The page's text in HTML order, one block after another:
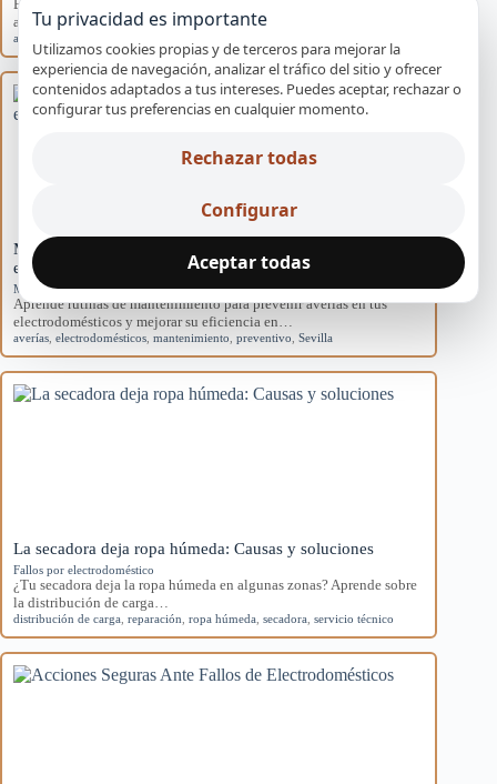
Explora las causas del rendimiento disminuido en aires
acondicionados domésticos y cómo afectan al sistema.
aire acondicionado
Mantenimiento básico para evitar averías en
electrodomésticos
Mantenimiento preventivo
Aprende rutinas de mantenimiento para prevenir averías en tus
electrodomésticos y mejorar su eficiencia en…
averías electrodomésticos mantenimiento preventivo Sevilla
La secadora deja ropa húmeda: Causas y soluciones
Fallos por electrodoméstico
¿Tu secadora deja la ropa húmeda en algunas zonas? Aprende sobre
la distribución de carga…
distribución de carga reparación ropa húmeda secadora servicio técnico
Tu privacidad es importante
Utilizamos cookies propias y de terceros para mejorar la
experiencia de navegación, analizar el tráfico del sitio y ofrecer
contenidos adaptados a tus intereses. Puedes aceptar, rechazar o
configurar tus preferencias en cualquier momento.
Rechazar todas
Configurar
Aceptar todas